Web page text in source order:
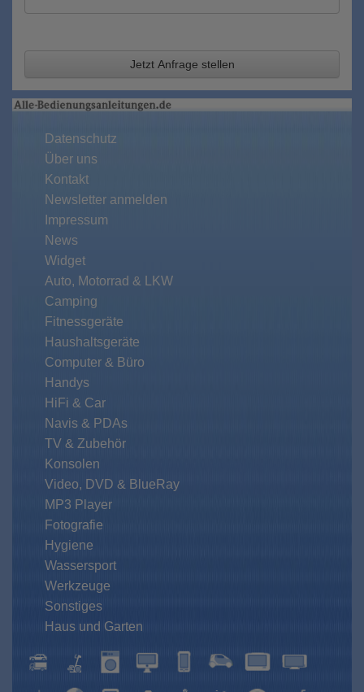
Jetzt Anfrage stellen
Datenschutz
Über uns
Kontakt
Newsletter anmelden
Impressum
News
Widget
Auto, Motorrad & LKW
Camping
Fitnessgeräte
Haushaltsgeräte
Computer & Büro
Handys
HiFi & Car
Navis & PDAs
TV & Zubehör
Konsolen
Video, DVD & BlueRay
MP3 Player
Fotografie
Hygiene
Wassersport
Werkzeuge
Sonstiges
Haus und Garten